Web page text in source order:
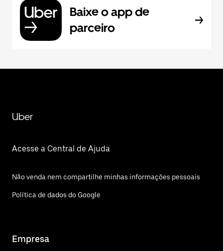
Baixe o app de
parceiro
Uber
Acesse a Central de Ajuda
Não venda nem compartilhe minhas informações pessoais
Política de dados do Google
Empresa